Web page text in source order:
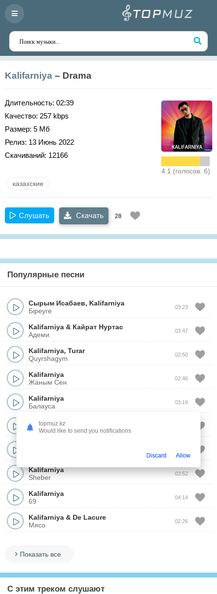
Kalifarniya – Drama
Длительность: 02:39
Качество: 257 kbps
Размер: 5 Мб
Релиз: 13 Июнь 2022
Скачиваний: 12166
4.1 (голосов: 6)
казахские
Слушать Скачать 28
Популярные песни
Сырым Исабаев, Kalifarniya
Біреуге
03:23
Kalifarniya & Кайрат Нуртас
Адеми
03:47
Kalifarniya, Turar
Quyrshagym
02:50
Kalifarniya
Жаным Сен
02:46
Kalifarniya
Балауса
03:19
Kalifarniya
Qylyq
Kalifarniya
Sheber
03:52
Kalifarniya
69
04:14
Kalifarniya & De Lacure
Мясо
02:26
Показать все
С этим треком слушают
topmuz.kz
Would like to send you notifications
Discard Allow